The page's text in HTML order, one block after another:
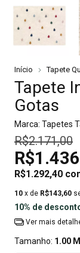
Início Tapete
Tapete
Gotas
Marca: Tapetes
R$2.171,00
R$1.292,40
10 x de R$143,60
10% de
Ver mais
Tamanho: 1.00